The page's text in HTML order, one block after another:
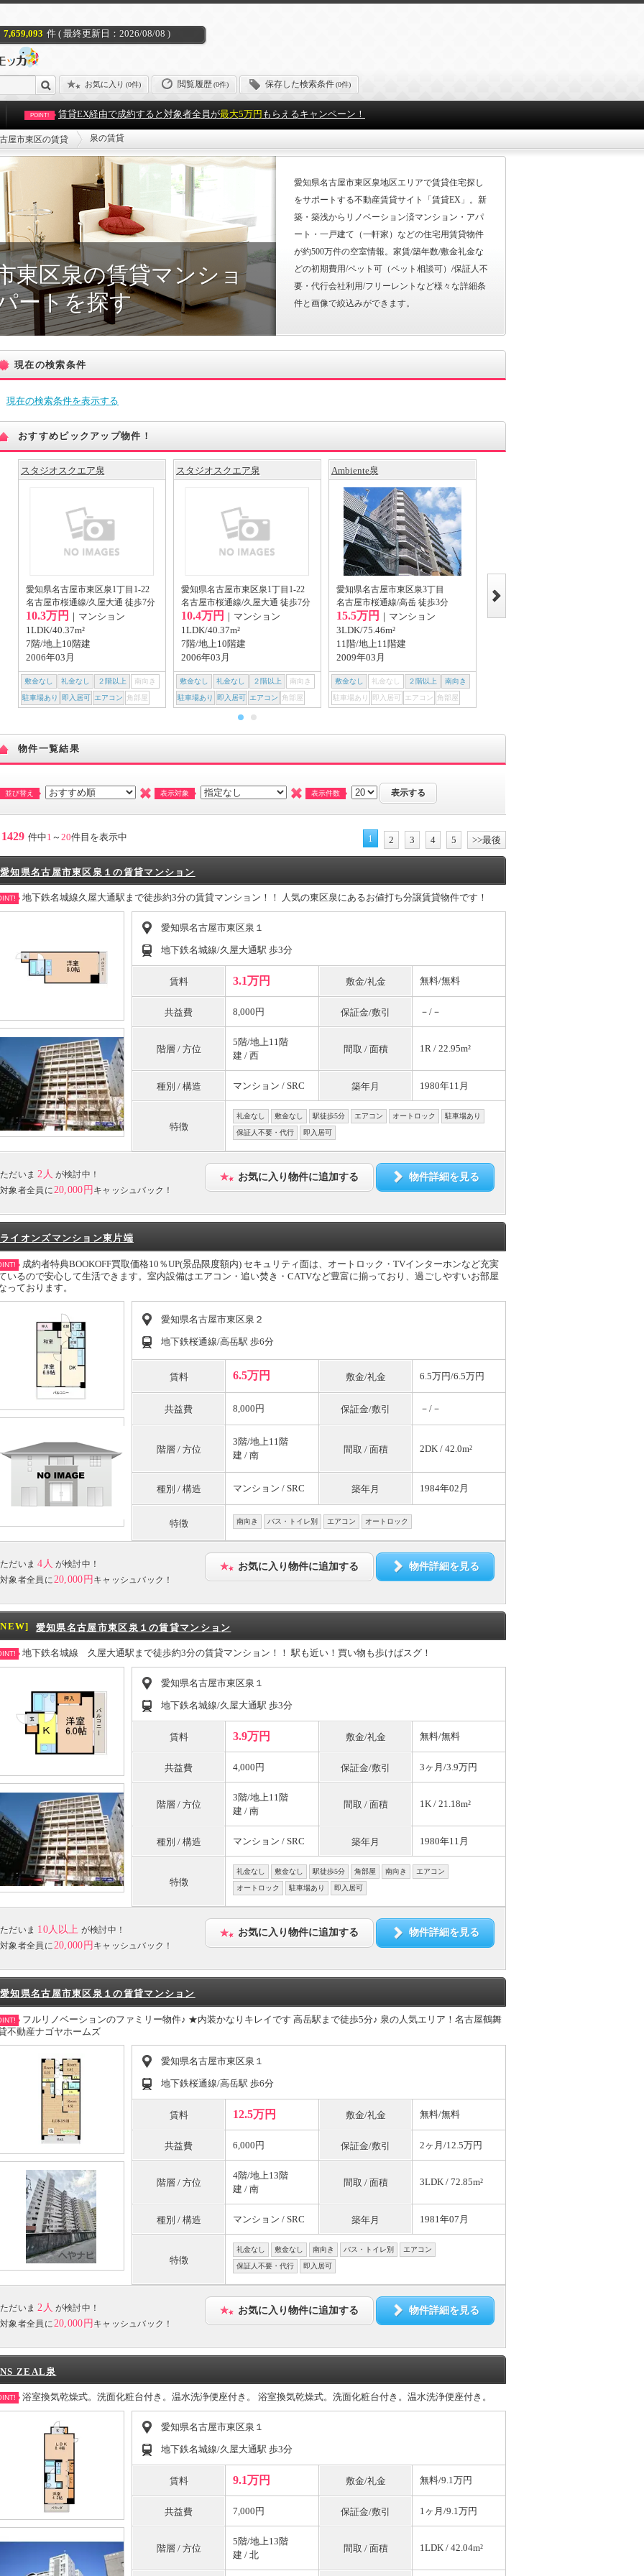
7,659,093 件 ( 最終更新日：2026/08/08 )
お気に入り (0件) 閲覧履歴(0件) 保存した検索条件(0件)
POINT! 賃貸EX経由で成約すると対象者全員が最大5万円 もらえるキャンペーン！
屋市東区の賃貸 泉の賃貸
東区泉の賃貸マンショ
ートを探す
愛知県名古屋市東区泉地区エリアで賃貸住宅探し
をサポートする不動産賃貸サイト「賃貸EX」。新
築・築浅からリノベーション済マンション・アパ
ート・一戸建て（一軒家）などの住宅用賃貸物件
が約500万件の空室情報。家賃/築年数/敷金礼金な
どの初期費用/ペット可（ペット相談可）/保証人不
要・代行会社利用/フリーレントなど様々な詳細条
件と画像で絞込みができます。
現在の検索条件
現在の検索条件を表示する
おすすめピックアップ物件！
スタジオスクエア泉
愛知県名古屋市東区泉1丁目1-22
名古屋市桜通線/久屋大通 徒歩7分
10.3万円 ｜マンション
1LDK/40.37m²
7階/地上10階建
2006年03月
敷金なし 礼金なし ２階以上 南向き
駐車場あり 即入居可 エアコン 角部屋
スタジオスクエア泉
愛知県名古屋市東区泉1丁目1-22
名古屋市桜通線/久屋大通 徒歩7分
10.4万円 ｜マンション
1LDK/40.37m²
7階/地上10階建
2006年03月
敷金なし 礼金なし ２階以上 南向き
駐車場あり 即入居可 エアコン 角部屋
Ambiente泉
愛知県名古屋市東区泉3丁目
名古屋市桜通線/高岳 徒歩3分
15.5万円 ｜マンション
3LDK/75.46m²
11階/地上11階建
2009年03月
敷金なし 礼金なし ２階以上 南向き
駐車場あり 即入居可 エアコン 角部屋
愛知県名古屋市東区泉1丁目
名古屋市桜通線/高岳 徒歩2分
物件一覧結果
並び替え 表示対象 表示件数
1429 件中1 ～ 20件目を表示中 1 2 3 4 5 >>最後
愛知県名古屋市東区泉１の賃貸マンション
地下鉄名城線久屋大通駅まで徒歩約3分の賃貸マンション！！ 人気の東区泉にあるお値打ち分譲賃貸物件です！
愛知県名古屋市東区泉１
地下鉄名城線/久屋大通駅 歩3分
賃料 3.1万円 敷金/礼金 無料/無料
共益費 8,000円 保証金/敷引 －/－
階層 / 方位
5階/地上11階
建 / 西
間取 / 面積 1R / 22.95m²
種別 / 構造 マンション / SRC 築年月 1980年11月
特徴
礼金なし 敷金なし 駅徒歩5分 エアコン オートロック 駐車場あり
保証人不要・代行 即入居可
ただいま 2人 が検討中！
対象者全員に20,000円 キャッシュバック！
お気に入り物件に追加する 物件詳細を見る
ライオンズマンション東片端
成約者特典BOOKOFF買取価格10％UP(景品限度額内) セキュリティ面は、オートロック・TVインターホンなど充実
いるので安心して生活できます。室内設備はエアコン・追い焚き・CATVなど豊富に揃っており、過ごしやすいお部屋
っております。
愛知県名古屋市東区泉２
地下鉄桜通線/高岳駅 歩6分
賃料 6.5万円 敷金/礼金 6.5万円/6.5万円
共益費 8,000円 保証金/敷引 －/－
階層 / 方位
3階/地上11階
建 / 南
間取 / 面積 2DK / 42.0m²
種別 / 構造 マンション / SRC 築年月 1984年02月
特徴 南向き バス・トイレ別 エアコン オートロック
ただいま 4人 が検討中！
対象者全員に 20,000円 キャッシュバック！
お気に入り物件に追加する 物件詳細を見る
愛知県名古屋市東区泉１の賃貸マンション
地下鉄名城線 久屋大通駅まで徒歩約3分の賃貸マンション！！ 駅も近い！買い物も歩けばスグ！
愛知県名古屋市東区泉１
地下鉄名城線/久屋大通駅 歩3分
賃料 3.9万円 敷金/礼金 無料/無料
共益費 4,000円 保証金/敷引 3ヶ月/3.9万円
階層 / 方位
3階/地上11階
建 / 南
間取 / 面積 1K / 21.18m²
種別 / 構造 マンション / SRC 築年月 1980年11月
特徴
礼金なし 敷金なし 駅徒歩5分 角部屋 南向き エアコン
オートロック 駐車場あり 即入居可
ただいま 10人以上 が検討中！
対象者全員に20,000円 キャッシュバック！
お気に入り物件に追加する 物件詳細を見る
愛知県名古屋市東区泉１の賃貸マンション
フルリノベーションのファミリー物件♪ ★内装かなりキレイです 高岳駅まで徒歩5分♪ 泉の人気エリア！名古屋鶴舞
不動産ナゴヤホームズ
愛知県名古屋市東区泉１
地下鉄桜通線/高岳駅 歩6分
賃料 12.5万円 敷金/礼金 無料/無料
共益費 6,000円 保証金/敷引 2ヶ月/12.5万円
階層 / 方位
4階/地上13階
建 / 南
間取 / 面積 3LDK / 72.85m²
種別 / 構造 マンション / SRC 築年月 1981年07月
特徴
礼金なし 敷金なし 南向き バス・トイレ別 エアコン
保証人不要・代行 即入居可
ただいま 2人 が検討中！
対象者全員に 20,000円 キャッシュバック！
お気に入り物件に追加する 物件詳細を見る
NS ZEAL泉
浴室換気乾燥式。洗面化粧台付き。温水洗浄便座付き。 浴室換気乾燥式。洗面化粧台付き。温水洗浄便座付き。
愛知県名古屋市東区泉１
地下鉄名城線/久屋大通駅 歩3分
賃料 9.1万円 敷金/礼金 無料/9.1万円
共益費 7,000円 保証金/敷引 1ヶ月/9.1万円
階層 / 方位
5階/地上13階
建 / 北
間取 / 面積 1LDK / 42.04m²